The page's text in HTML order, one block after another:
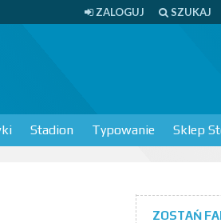
ZALOGUJ SZUKAJ
Stadion Typowanie Sklep
ZOSTAŃ